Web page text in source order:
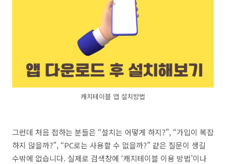
캐치테이블 앱 설치방법
그런데 처음 접하는 분들은 “설치는 어떻게 하지?”, “가입이 복잡
하지 않을까?”, “PC로는 사용할 수 없을까?” 같은 질문이 생길
수밖에 없습니다. 실제로 검색창에 ‘캐치테이블 이용 방법’이나